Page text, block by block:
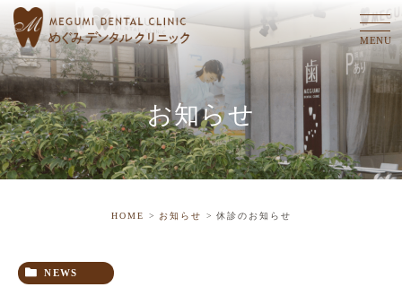
お知らせ
HOME お知らせ 休診のお知らせ
NEWS